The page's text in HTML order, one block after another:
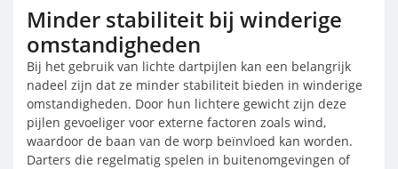
Minder stabiliteit bij winderige
omstandigheden
Bij het gebruik van lichte dartpijlen kan een belangrijk
nadeel zijn dat ze minder stabiliteit bieden in winderige
omstandigheden. Door hun lichtere gewicht zijn deze
pijlen gevoeliger voor externe factoren zoals wind,
waardoor de baan van de worp beïnvloed kan worden.
Darters die regelmatig spelen in buitenomgevingen of